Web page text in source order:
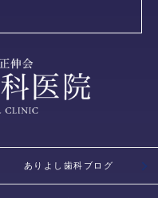
ありよし歯科ブログ